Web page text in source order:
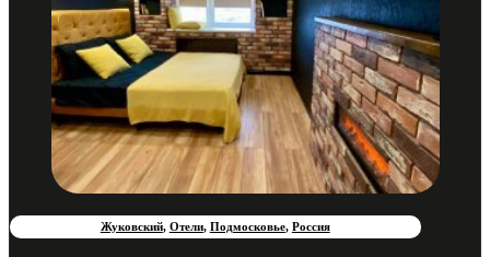
Жуковский, Отели, Подмосковье, Россия